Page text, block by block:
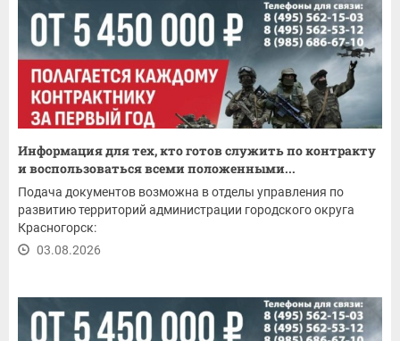
Информация для тех, кто готов служить по контракту
и воспользоваться всеми положенными...
Подача документов возможна в отделы управления по
развитию территорий администрации городского округа
Красногорск:
03.08.2026